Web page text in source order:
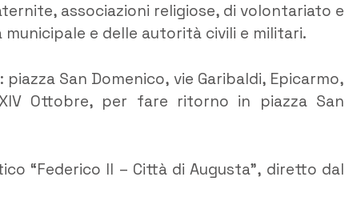
associazioni religiose, di volontariato e
e delle autorità civili e militari.
San Domenico, vie Garibaldi, Epicarmo,
Ottobre, per fare ritorno in piazza San
“Federico II – Città di Augusta”, diretto dal